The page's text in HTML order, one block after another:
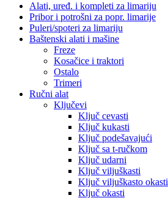
Alati, uređ. i kompleti za limariju
Pribor i potrošni za popr. limarije
Puleri/spoteri za limariju
Baštenski alati i mašine
Freze
Kosačice i traktori
Ostalo
Trimeri
Ručni alat
Ključevi
Ključ cevasti
Ključ kukasti
Ključ podešavajući
Ključ sa t-ručkom
Ključ udarni
Ključ viljuškasti
Ključ viljuškasto okasti
Ključ okasti